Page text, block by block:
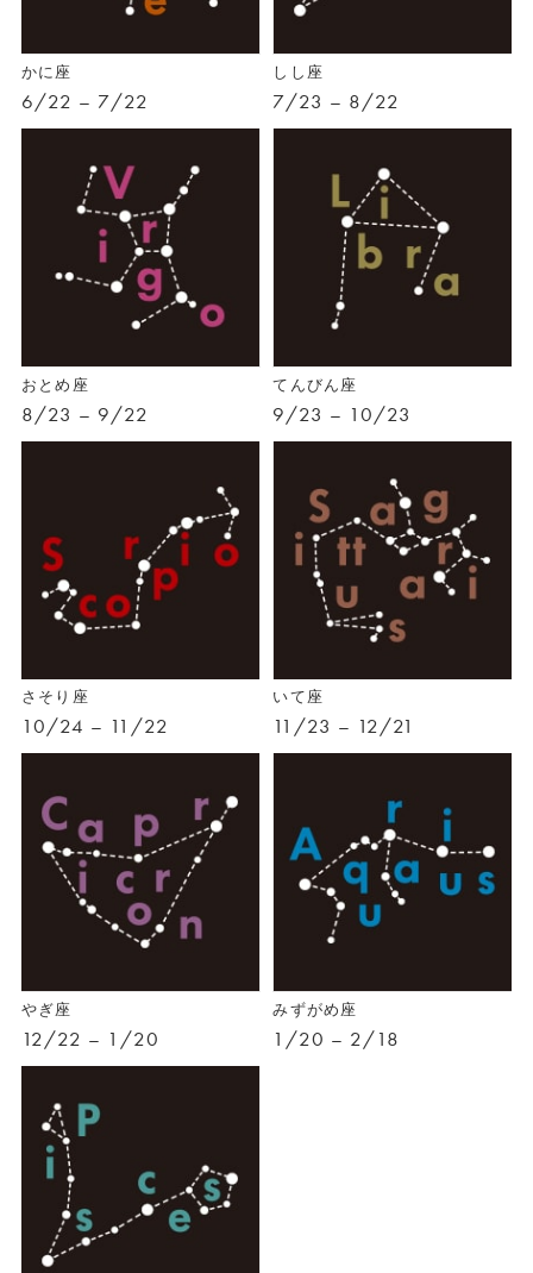
かに座
6/22 – 7/22
しし座
7/23 – 8/22
おとめ座
8/23 – 9/22
てんびん座
9/23 – 10/23
さそり座
10/24 – 11/22
いて座
11/23 – 12/21
やぎ座
12/22 – 1/20
みずがめ座
1/20 – 2/18